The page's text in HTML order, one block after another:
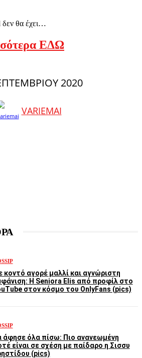
θα έχει…
ΕΔΩ
2020
VARIEMAI
κοντό αγορέ μαλλί και αγνώριστη
Η Seniora Elis από προφίλ στο
στον κόσμο του OnlyFans (pics)
άφησε όλα πίσω: Πιο ανανεωμένη
είναι σε σχέση με παίδαρο η Σισσυ
(pics)